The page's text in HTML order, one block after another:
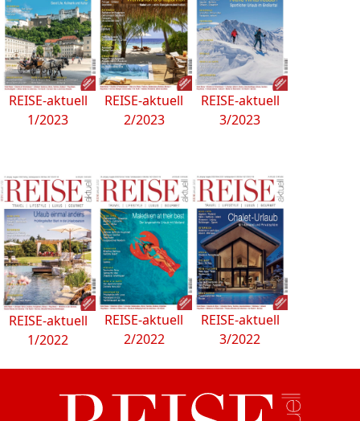
REISE-aktuell
1/2023
REISE-aktuell
2/2023
REISE-aktuell
3/2023
REISE-aktuell
1/2022
REISE-aktuell
2/2022
REISE-aktuell
3/2022